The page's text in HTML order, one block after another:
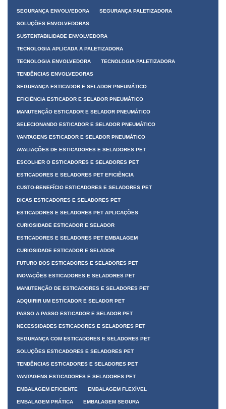
SEGURANÇA ENVOLVEDORA SEGURANÇA PALETIZADORA
SOLUÇÕES ENVOLVEDORAS
SUSTENTABILIDADE ENVOLVEDORA
TECNOLOGIA APLICADA A PALETIZADORA
TECNOLOGIA ENVOLVEDORA TECNOLOGIA PALETIZADORA
TENDÊNCIAS ENVOLVEDORAS
SEGURANÇA ESTICADOR E SELADOR PNEUMÁTICO
EFICIÊNCIA ESTICADOR E SELADOR PNEUMÁTICO
MANUTENÇÃO ESTICADOR E SELADOR PNEUMÁTICO
SELECIONANDO ESTICADOR E SELADOR PNEUMÁTICO
VANTAGENS ESTICADOR E SELADOR PNEUMÁTICO
AVALIAÇÕES DE ESTICADORES E SELADORES PET
ESCOLHER O ESTICADORES E SELADORES PET
ESTICADORES E SELADORES PET EFICIÊNCIA
CUSTO-BENEFÍCIO ESTICADORES E SELADORES PET
DICAS ESTICADORES E SELADORES PET
ESTICADORES E SELADORES PET APLICAÇÕES
CURIOSIDADE ESTICADOR E SELADOR
ESTICADORES E SELADORES PET EMBALAGEM
CURIOSIDADE ESTICADOR E SELADOR
FUTURO DOS ESTICADORES E SELADORES PET
INOVAÇÕES ESTICADORES E SELADORES PET
MANUTENÇÃO DE ESTICADORES E SELADORES PET
ADQUIRIR UM ESTICADOR E SELADOR PET
PASSO A PASSO ESTICADOR E SELADOR PET
NECESSIDADES ESTICADORES E SELADORES PET
SEGURANÇA COM ESTICADORES E SELADORES PET
SOLUÇÕES ESTICADORES E SELADORES PET
TENDÊNCIAS ESTICADORES E SELADORES PET
VANTAGENS ESTICADORES E SELADORES PET
EMBALAGEM EFICIENTE EMBALAGEM FLEXÍVEL
EMBALAGEM PRÁTICA EMBALAGEM SEGURA